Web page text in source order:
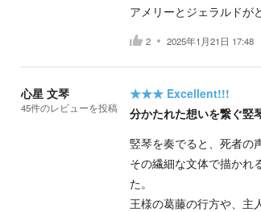
アメリーとジェラルドが
2 2025年1月21日 17:48
心星 文琴
45件のレビューを投稿
★★★ Excellent!!!
分かたれた想いを繋ぐ竪
竪琴を奏でると、死者の
その繊細な文体で描かれ
た。
王様の葛藤の行方や、主